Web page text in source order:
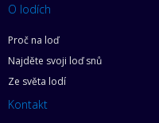
O lodích
Proč na loď
Najděte svoji loď snů
Ze světa lodí
Kontakt